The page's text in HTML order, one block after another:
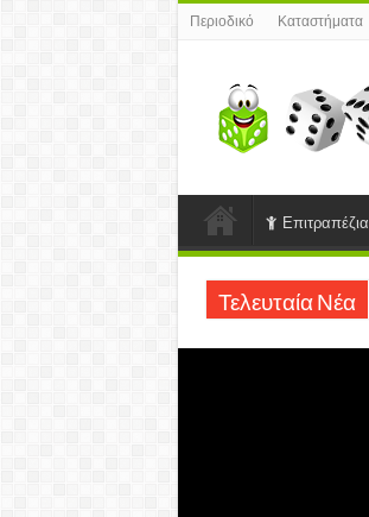
Περιοδικό Καταστήματα
Επιτραπέζια
Τελευταία Νέα